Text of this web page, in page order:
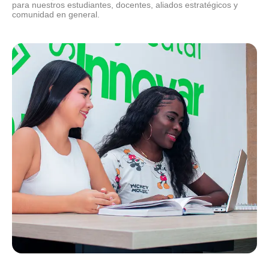
para nuestros estudiantes, docentes, aliados estratégicos y
comunidad en general.